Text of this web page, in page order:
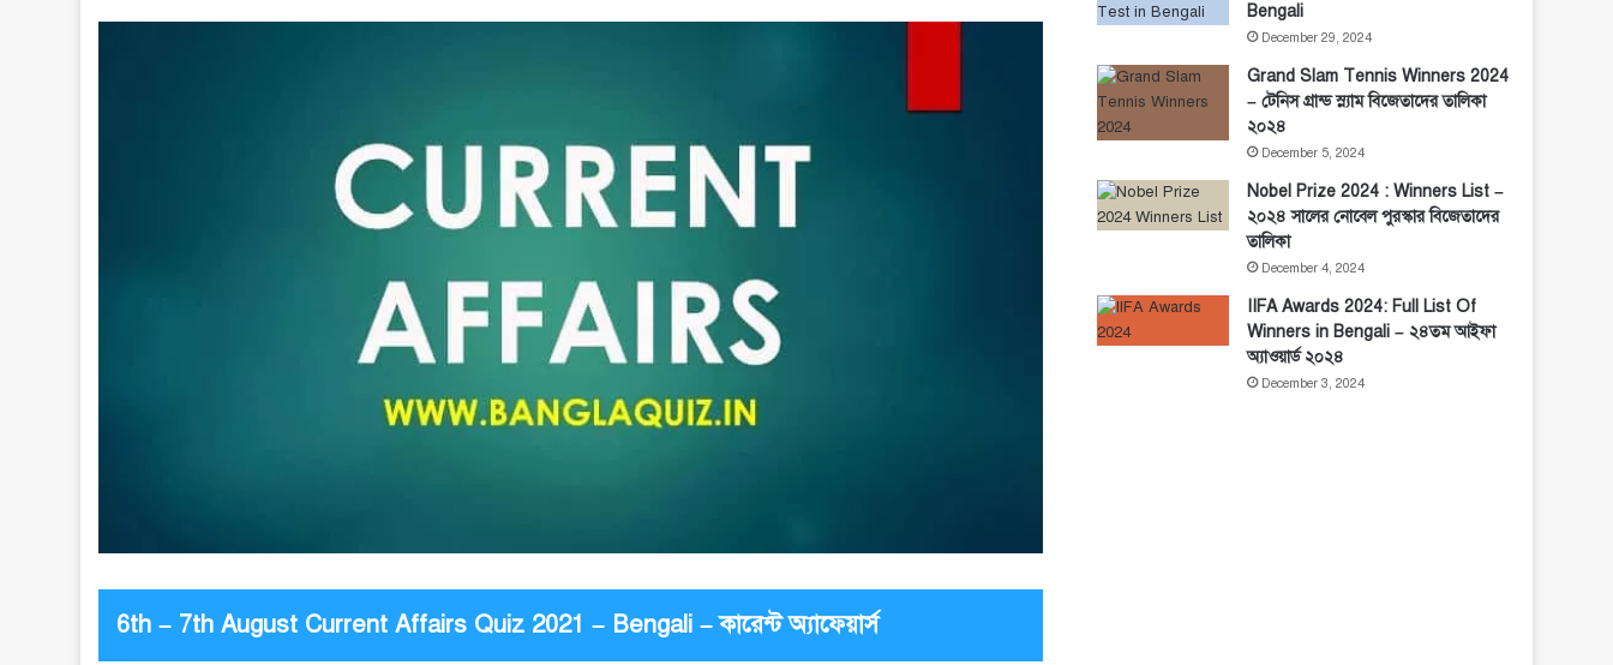
6th – 7th August Current Affairs Quiz 2021 – Bengali – কারেন্ট অ্যাফেয়ার্স
Bengali
December 29, 2024
Grand Slam Tennis Winners 2024
– টেনিস গ্রান্ড স্ল্যাম বিজেতাদের তালিকা
২০২৪
December 5, 2024
Nobel Prize 2024 : Winners List –
২০২৪ সালের নোবেল পুরস্কার বিজেতাদের
তালিকা
December 4, 2024
IIFA Awards 2024: Full List Of
Winners in Bengali – ২৪তম আইফা
অ্যাওয়ার্ড ২০২৪
December 3, 2024